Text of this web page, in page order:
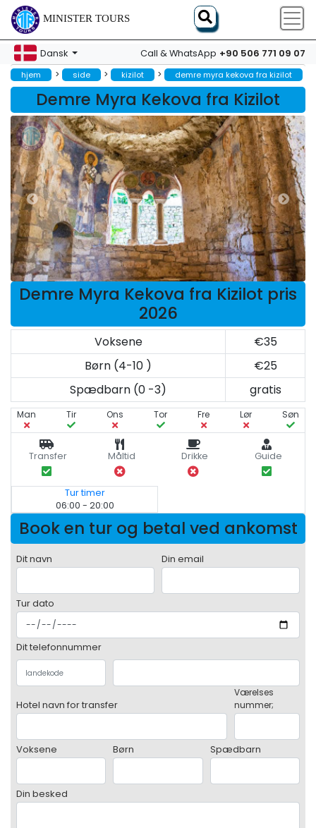
MINISTER TOURS
Dansk Call & WhatsApp +90 506 771 09 07
hjem > side > kizilot > demre myra kekova fra kizilot
Demre Myra Kekova fra Kizilot
Demre Myra Kekova fra Kizilot pris
2026
Voksene
€35
Børn (4-10 )
€25
Spædbarn (0 -3)
gratis
Man Tir Ons Tor Fre Lør Søn
Transfer Måltid Drikke Guide
Tur timer
06:00 - 20:00
Book en tur og betal ved ankomst
Dit navn Din email
Tur dato
Dit telefonnummer
Hotel navn for transfer
Værelses
nummer;
Voksene Børn Spædbarn
Din besked